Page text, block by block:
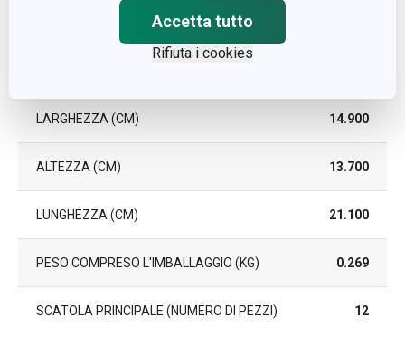
Accetta tutto
Rifiuta i cookies
LARGHEZZA (CM) 14.900
ALTEZZA (CM) 13.700
LUNGHEZZA (CM) 21.100
PESO COMPRESO L'IMBALLAGGIO (KG) 0.269
SCATOLA PRINCIPALE (NUMERO DI PEZZI) 12